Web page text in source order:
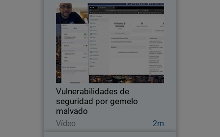
Vulnerabilidades de
seguridad por gemelo
malvado
Vídeo 2m
Vulnerabilidades de seguridad
por gemelo malvado
Vea cómo nuestros expertos evalúan la
seguridad del Wi-Fi de este hotel en
Irlanda para establecer si su red es
segura.